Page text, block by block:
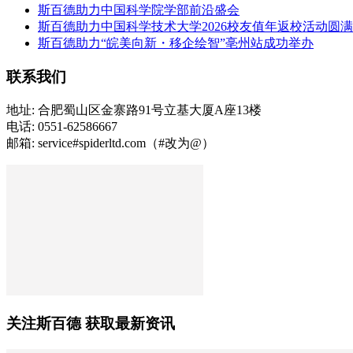
斯百德助力中国科学院学部前沿盛会
斯百德助力中国科学技术大学2026校友值年返校活动圆
斯百德助力“皖美向新・移企绘智”亳州站成功举办
联系我们
地址: 合肥蜀山区金寨路91号立基大厦A座13楼
电话: 0551-62586667
邮箱: service#spiderltd.com（#改为@）
关注斯百德 获取最新资讯